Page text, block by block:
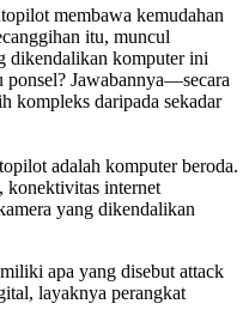
membawa kemudahan
itu, muncul
dikendalikan komputer ini
ponsel? Jawabannya—secara
kompleks daripada sekadar
adalah komputer beroda.
konektivitas internet
yang dikendalikan
apa yang disebut attack
layaknya perangkat